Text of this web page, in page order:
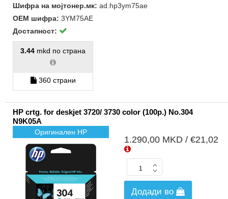
за
колорни
ласерски
(1)
кертриџи
кертриџи
(26)
Глава за
инк
(1)
Колорни
Шифра на мојтонер.мк: ad.hp3ym75ae
ОЕМ шифра: 3YM75AE
Достапност:
3.44 mkd по страна
360 страни
HP crtg. for deskjet 3720/ 3730 color (100p.) No.304
N9K05A
Оригинален HP
1.290,00 MKD / €21,02
Додади во